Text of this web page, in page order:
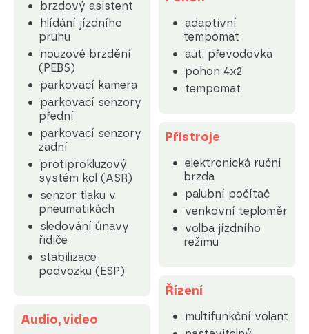
brzdový asistent
hlídání jízdního
pruhu
nouzové brzdění
(PEBS)
parkovací kamera
parkovací senzory
přední
parkovací senzory
zadní
protiprokluzový
systém kol (ASR)
senzor tlaku v
pneumatikách
sledování únavy
řidiče
stabilizace
podvozku (ESP)
Audio, video
adaptivní
tempomat
aut. převodovka
pohon 4x2
tempomat
Přístroje
elektronická ruční
brzda
palubní počítač
venkovní teploměr
volba jízdního
režimu
Řízení
multifunkční volant